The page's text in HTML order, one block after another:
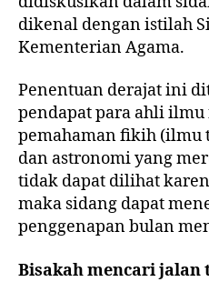
dikenal dengan istilah
Kementerian Agama.
Penentuan derajat ini
pendapat para ahli ilmu
pemahaman fikih (ilmu
dan astronomi yang
tidak dapat dilihat
maka sidang dapat
penggenapan bulan
Bisakah mencari jalan